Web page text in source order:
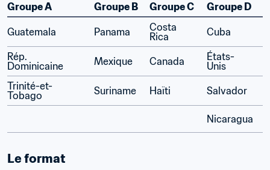
Groupe A Groupe B Groupe C Groupe D
Guatemala Panama
Costa
Rica
Cuba
Rép.
Dominicaine
Mexique Canada
États-
Unis
Trinité-et-
Tobago
Suriname Haïti Salvador
Nicaragua
Le format